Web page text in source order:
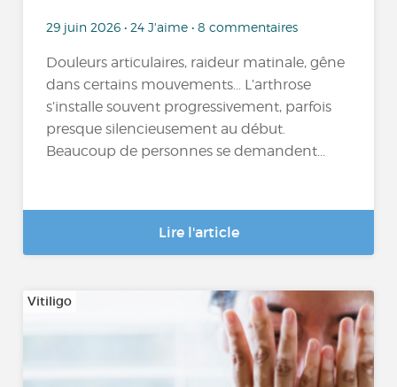
29 juin 2026 • 24 J'aime • 8 commentaires
Douleurs articulaires, raideur matinale, gêne
dans certains mouvements… L’arthrose
s’installe souvent progressivement, parfois
presque silencieusement au début.
Beaucoup de personnes se demandent...
Lire l'article
Vitiligo